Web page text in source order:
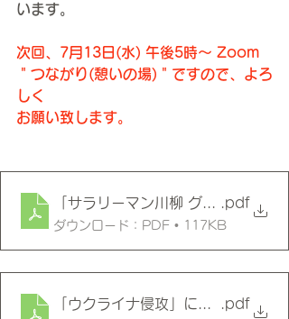
います。
次回、7月13日(水) 午後5時～ Zoom
＂つながり(憩いの場)＂ですので、よろ
しく
お願い致します。
「サラリーマン川柳 グランプリ」
.pdf
ダウンロード：PDF • 117KB
「ウクライナ侵攻」に伴う日米EU
.pdf